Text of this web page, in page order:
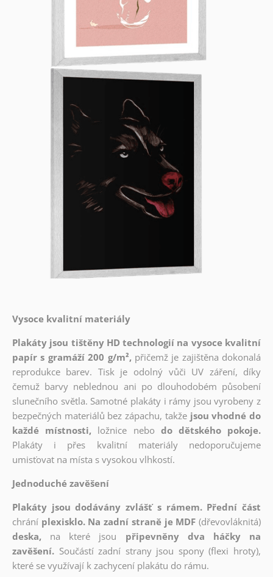
Vysoce kvalitní materiály
Plakáty jsou tištěny HD technologií na vysoce kvalitní
papír s gramáží 200 g/m², přičemž je zajištěna dokonalá
reprodukce barev. Tisk je odolný vůči UV záření, díky
čemuž barvy neblednou ani po dlouhodobém působení
slunečního světla. Samotné plakáty i rámy jsou vyrobeny z
bezpečných materiálů bez zápachu, takže jsou vhodné do
každé místnosti, ložnice nebo do dětského pokoje.
Plakáty i přes kvalitní materiály nedoporučujeme
umisťovat na místa s vysokou vlhkostí.
Jednoduché zavěšení
Plakáty jsou dodávány zvlášť s rámem. Přední část
chrání plexisklo. Na zadní straně je MDF (dřevovláknitá)
deska,
na které jsou
připevněny dva háčky na
zavěšení. Součástí zadní strany jsou spony (flexi hroty),
které se využívají k zachycení plakátu do rámu.